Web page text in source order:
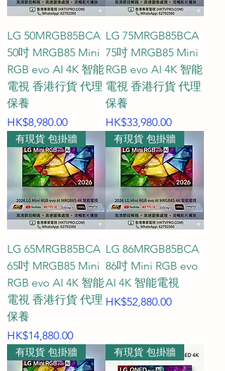
LG 50MRGB85BCA
50吋 MRGB85 Mini
RGB evo AI 4K 智能
電視 香港行貨 代理
保養
價格
HK$8,980.00
LG 75MRGB85BCA
75吋 MRGB85 Mini
RGB evo AI 4K 智能
電視 香港行貨 代理
保養
價格
HK$33,980.00
有現貨 包掛牆
LG 65MRGB85BCA
65吋 MRGB85 Mini
RGB evo AI 4K 智能
電視 香港行貨 代理
保養
價格
HK$14,880.00
有現貨 包掛牆
LG 86MRGB85BCA
86吋 Mini RGB evo
AI 4K 智能電視
價格
HK$52,880.00
有現貨 包掛牆 有現貨 包掛牆